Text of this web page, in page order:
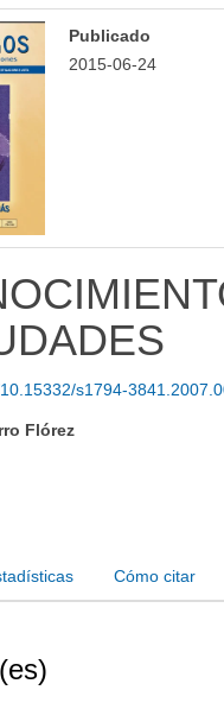
Publicado
2015-06-24
s1794-
Flórez
Cómo citar